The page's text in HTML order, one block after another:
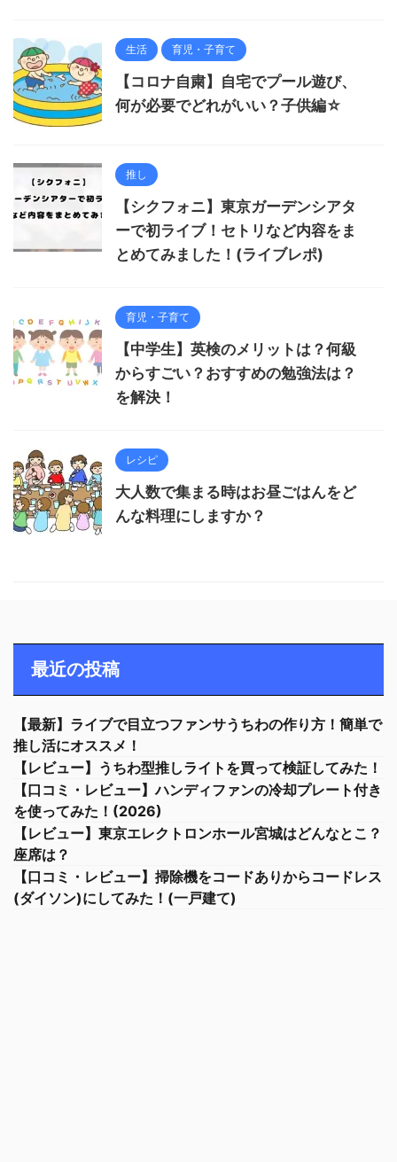
生活 育児・子育て
【コロナ自粛】自宅でプール遊び、
何が必要でどれがいい？子供編☆
推し
【シクフォニ】東京ガーデンシアタ
ーで初ライブ！セトリなど内容をま
とめてみました！(ライブレポ)
育児・子育て
【中学生】英検のメリットは？何級
からすごい？おすすめの勉強法は？
を解決！
レシピ
大人数で集まる時はお昼ごはんをど
んな料理にしますか？
最近の投稿
【最新】ライブで目立つファンサうちわの作り方！簡単で
推し活にオススメ！
【レビュー】うちわ型推しライトを買って検証してみた！
【口コミ・レビュー】ハンディファンの冷却プレート付き
を使ってみた！(2026)
【レビュー】東京エレクトロンホール宮城はどんなとこ？
座席は？
【口コミ・レビュー】掃除機をコードありからコードレス
(ダイソン)にしてみた！(一戸建て)